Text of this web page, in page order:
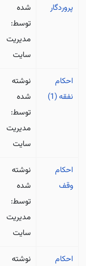
پروردگار
شده
توسط:
مدیریت
سایت
احکام
نفقه (1)
نوشته
شده
توسط:
مدیریت
سایت
احکام
وقف
نوشته
شده
توسط:
مدیریت
سایت
احکام
نوشته